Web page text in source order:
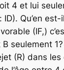
4 et lui
Qu’en
(IF,)
seulement 1?
(R) dans les